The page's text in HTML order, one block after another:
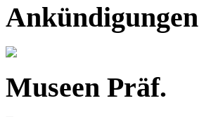
Ankündigungen
Museen Präf.